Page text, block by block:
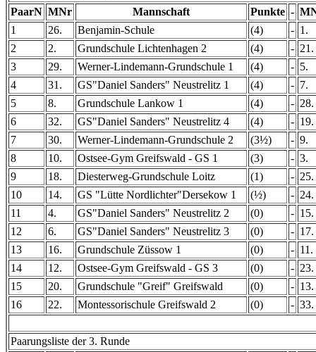
PaarN MNr Mannschaft Punkte -
1
26. Benjamin-Schule (4) - 1.
2
2. Grundschule Lichtenhagen 2 (4) - 21.
3
29. Werner-Lindemann-Grundschule 1 (4) - 5.
4
31. GS"Daniel Sanders" Neustrelitz 1 (4) - 7.
5
8. Grundschule Lankow 1 (4) - 28.
6
32. GS"Daniel Sanders" Neustrelitz 4 (4) - 19.
7
30. Werner-Lindemann-Grundschule 2 (3½) - 9.
8
10. Ostsee-Gym Greifswald - GS 1 (3) - 3.
9
18. Diesterweg-Grundschule Loitz (1) - 25.
10
14. GS "Lütte Nordlichter"Dersekow 1 (½) - 24.
11
4. GS"Daniel Sanders" Neustrelitz 2 (0) - 15.
12
6. GS"Daniel Sanders" Neustrelitz 3 (0) - 17.
13
16. Grundschule Züssow 1 (0) - 11.
14
12. Ostsee-Gym Greifswald - GS 3 (0) - 23.
15
20. Grundschule "Greif" Greifswald (0) - 13.
16
22. Montessorischule Greifswald 2 (0) - 33.
Paarungsliste der 3. Runde